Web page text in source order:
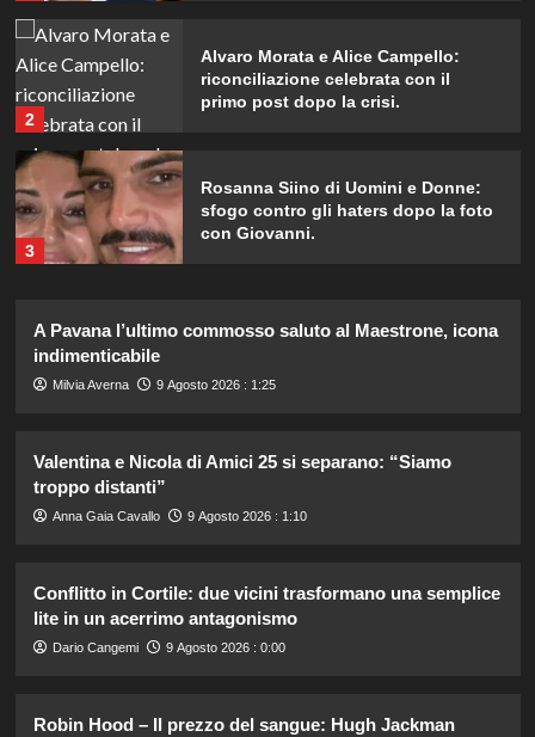
2
Alvaro Morata e Alice Campello:
riconciliazione celebrata con il
primo post dopo la crisi.
3
Rosanna Siino di Uomini e Donne:
sfogo contro gli haters dopo la foto
con Giovanni.
4
natura e animali: bikini mozzafiato e
5
invertire il Megxit: sarà approvato da
1
Sanremo Giovani: solo il vincitore
parteciperà ai Big nel 2027.
A Pavana l’ultimo commosso saluto al Maestrone, icona
indimenticabile
Milvia Averna 9 Agosto 2026 : 1:25
Valentina e Nicola di Amici 25 si separano: “Siamo
troppo distanti”
Anna Gaia Cavallo 9 Agosto 2026 : 1:10
Conflitto in Cortile: due vicini trasformano una semplice
lite in un acerrimo antagonismo
Dario Cangemi 9 Agosto 2026 : 0:00
Robin Hood – Il prezzo del sangue: Hugh Jackman